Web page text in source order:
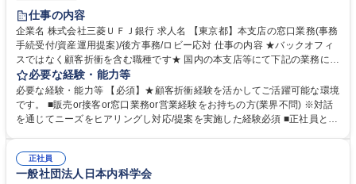
土日祝休み
仕事の内容
企業名 株式会社三菱ＵＦＪ銀行 求人名 【東京都】本支店の窓口業務(事務
手続受付/資産運用提案)/後方事務/ロビー応対 仕事の内容 ★バックオフィ
スではなく顧客折衝を含む職種です★ 国内の本支店等にて下記の業務に従
事していただきます。 ■窓口/後方/ロビーにて事務手続等の受付・オペレ
ーション、お客様対応 ■窓口にて、ご来店された個人のお客様に対して金
融商品のご提案 ■効率的な事務運用の検討・構築等 ≪業務紹介：ご応募前
に必ずご覧ください≫ ※記事 https://www.mysite.bk.mufg.jp/career/circle/
必要な経験・能力等
必要な経験・能力等 【必須】★顧客折衝経験を活かしてご活躍可能な環境
です。 ■販売or接客or窓口業務or営業経験をお持ちの方(業界不問) ※対話
を通じてニーズをヒアリングし対応/提案を実施した経験必須 ■正社員とし
るので安心して入行いただけます。 幅広いキャリアの選択肢があり、公募
や社内副業等を活用し、 一人ひとりが挑戦できるカルチャーが浸透してい
正社員
一般社団法人日本内科学会